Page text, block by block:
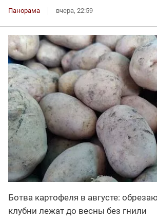
Панорама вчера, 22:59
Ботва картофеля в августе:
клубни лежат до весны без гнили